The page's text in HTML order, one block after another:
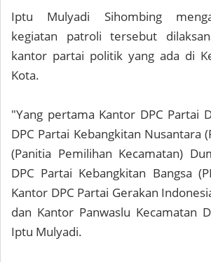
Iptu Mulyadi Sihombing
kegiatan patroli tersebut
kantor partai politik yang ada di
Kota.
"Yang pertama Kantor DPC Partai
DPC Partai Kebangkitan Nusantara
(Panitia Pemilihan Kecamatan)
DPC Partai Kebangkitan Bangsa
Kantor DPC Partai Gerakan
dan Kantor Panwaslu Kecamatan
Iptu Mulyadi.